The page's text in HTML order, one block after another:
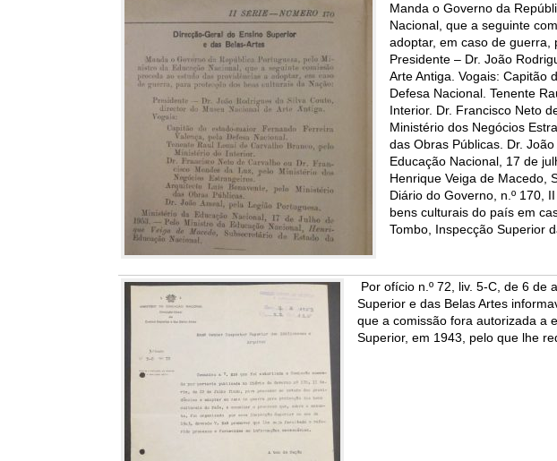
Manda o Governo da
Nacional, que a seguinte
adoptar, em caso de guerra,
Presidente – Dr. João
Arte Antiga. Vogais: Capitão
Defesa Nacional. Tenente
Interior. Dr. Francisco Neto
Ministério dos Negócios
das Obras Públicas. Dr.
Educação Nacional, 17 de
Henrique Veiga de Macedo,
Diário do Governo, n.º 170,
bens culturais do país em
Tombo, Inspecção Superior
Por ofício n.º 72, liv. 5-C, de 6 de
Superior e das Belas Artes
que a comissão fora autorizada a
Superior, em 1943, pelo que lhe